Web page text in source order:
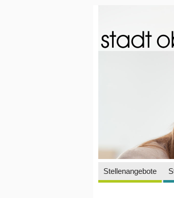
Stellenangebote